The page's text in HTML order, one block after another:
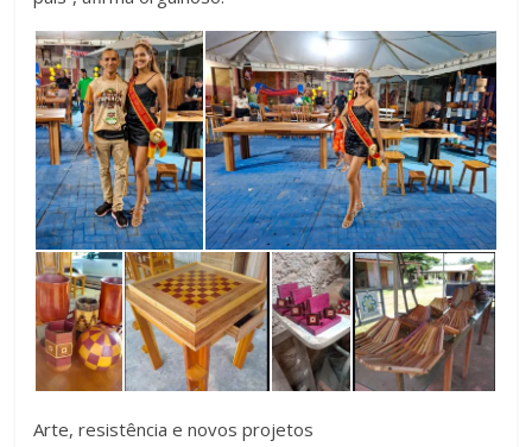
Arte, resistência e novos projetos